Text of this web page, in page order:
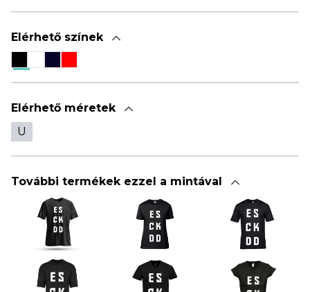
Elérhető színek
Elérhető méretek
U
További termékek ezzel a mintával